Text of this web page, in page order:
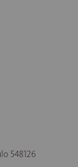
548126